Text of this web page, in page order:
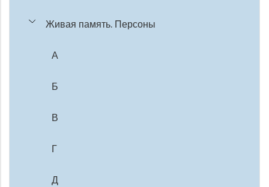
Живая память. Персоны
А
Б
В
Г
Д